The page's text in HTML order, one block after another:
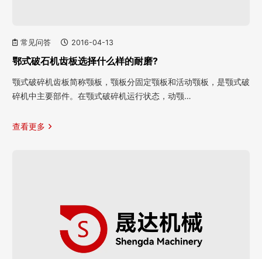
常见问答 2016-04-13
鄂式破石机齿板选择什么样的耐磨?
颚式破碎机齿板简称颚板，颚板分固定颚板和活动颚板，是颚式破
碎机中主要部件。在颚式破碎机运行状态，动颚…
查看更多